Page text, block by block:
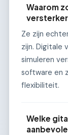
Waarom
Ze zijn
zijn. Digitale
simuleren
software en
flexibiliteit.
Welke